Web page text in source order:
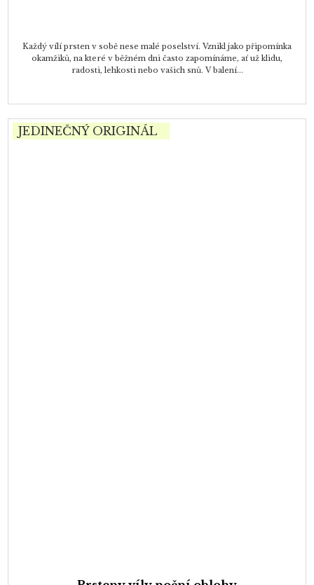
Každý vílí prsten v sobě nese malé poselství. Vznikl jako připomínka
okamžiků, na které v běžném dni často zapomínáme, ať už klidu,
radosti, lehkosti nebo vašich snů. V balení...
JEDINEČNÝ ORIGINÁL